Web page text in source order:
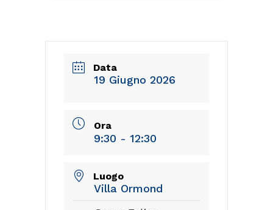
Data
19 Giugno 2026
Ora
9:30 - 12:30
Luogo
Villa Ormond